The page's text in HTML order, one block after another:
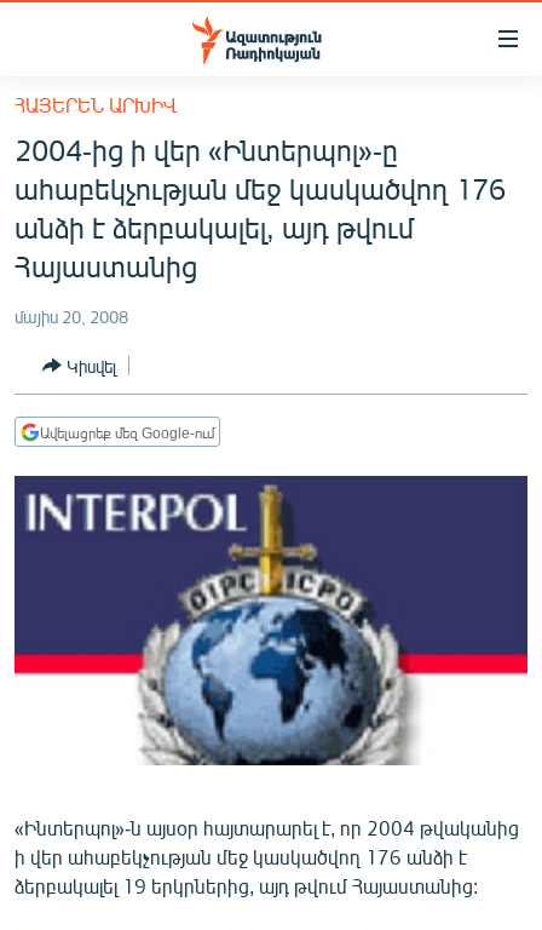
Մատչելիության
հիմնական
բովանդակությանը
Անցնել
հիմնական
մենյուին
Որոնում
ՀԱՅԱՍՏԱՆ
ՔԱՂԱՔԱԿԱՆ
ԸՆՏՐՈՒԹՅՈՒՆՆԵՐ 2026
ՏՆՏԵՍՈՒԹՅՈՒՆ
ՂԱՐԱԲԱՂ
ՊԱՏԵՐԱԶՄԻ 6 ՇԱԲԱԹՆԵՐԸ
ՏԱՐԱԾԱՇՐՋԱՆ
ՍՊՈՐՏ
ՄԵԿՆԱԲԱՆՈՒԹՅՈՒՆ
ՏՏ ԵՒ ԻՆՏԵՐՆԵՏ
ԱՐԽԻՎ
ՏԵՍԱՆՅՈՒԹԵՐ
ՀԱՅԵՐԵՆ ԱՐԽԻՎ
2004-ից ի վեր «Ինտերպոլ»-ը
ահաբեկչության մեջ կասկածվող 176
անձի է ձերբակալել, այդ թվում
Հայաստանից
մայիս 20, 2008
Կիսվել
Ավելացրեք մեզ Google-ում
«Ինտերպոլ»-ն այսօր հայտարարել է, որ 2004 թվականից
ի վեր ահաբեկչության մեջ կասկածվող 176 անձի է
ձերբակալել 19 երկրներից, այդ թվում Հայաստանից: